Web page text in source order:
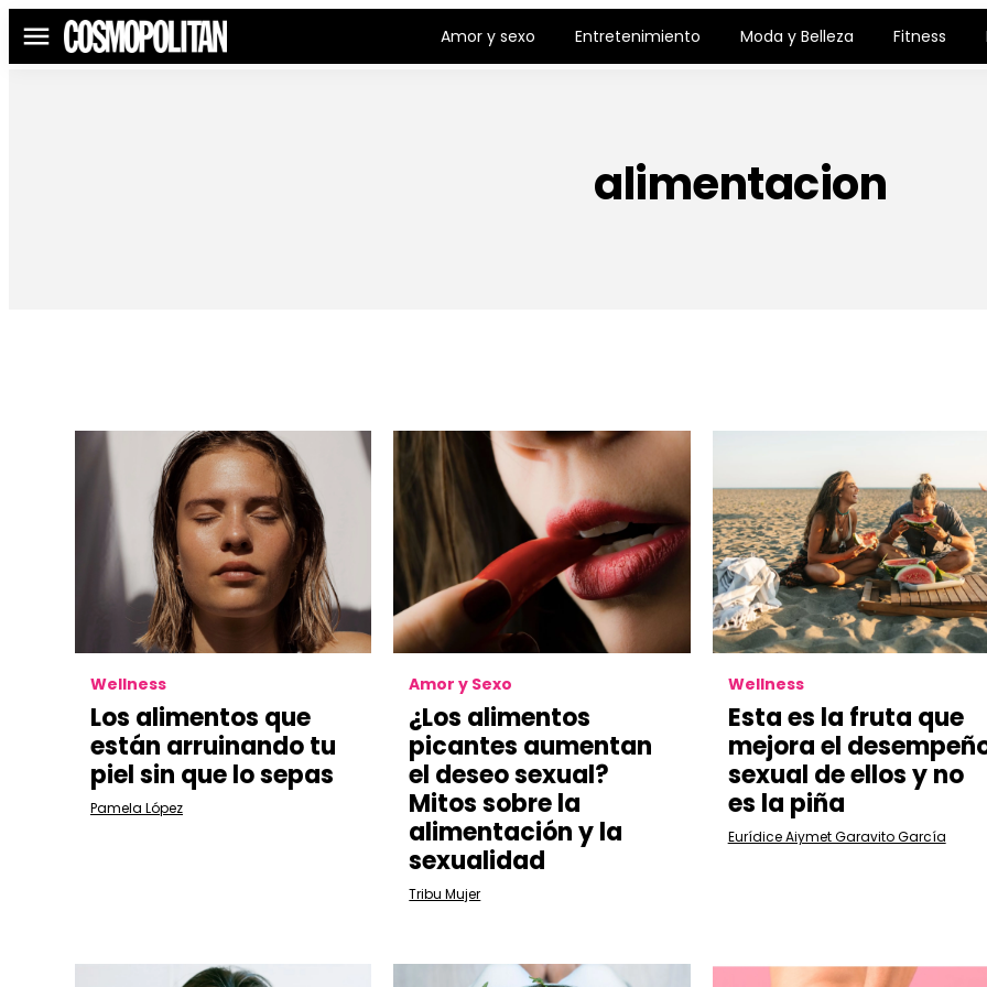
Menú Amor y sexo Entretenimiento Moda y Belleza Fitness
alimentacion
Wellness
Los alimentos que
están arruinando tu
piel sin que lo sepas
Pamela López
Amor y Sexo
¿Los alimentos
picantes aumentan
el deseo sexual?
Mitos sobre la
alimentación y la
sexualidad
Tribu Mujer
Wellness
Esta es la fruta que
mejora el
sexual de ellos y no
es la piña
Eurídice Aiymet Garavito García